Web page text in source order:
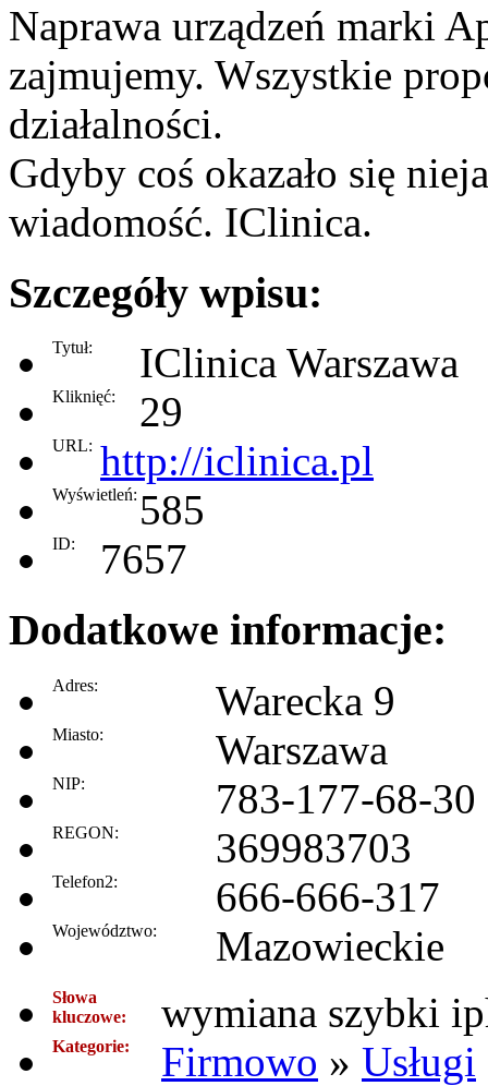
Naprawa urządzeń marki
zajmujemy. Wszystkie
działalności.
Gdyby coś okazało się
wiadomość. IClinica.
Szczegóły wpisu:
Tytuł: IClinica Warszawa
Kliknięć: 29
URL: http://iclinica.pl
Wyświetleń: 585
ID: 7657
Dodatkowe informacje:
Adres: Warecka 9
Miasto: Warszawa
NIP: 783-177-68-30
REGON: 369983703
Telefon2: 666-666-317
Województwo: Mazowieckie
Słowa
kluczowe:
wymiana szybki
Kategorie: Firmowo » Usługi